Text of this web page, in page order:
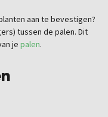
aan te bevestigen?
tussen de palen. Dit
je palen.